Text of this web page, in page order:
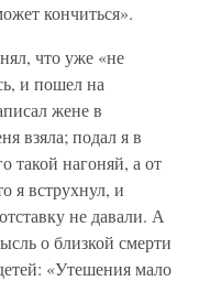
кончиться».
что уже «не
и пошел на
жене в
взяла; подал я в
такой нагоняй, а от
я вструхнул, и
не давали. А
о близкой смерти
«Утешения мало